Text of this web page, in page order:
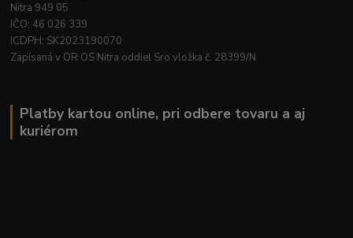
Nitra 949 05
IČO: 46 026 339
ICDPH: SK2023190070
Zapísaná v OR OS Nitra oddiel Sro vložka č. 28399/N
Platby kartou online, pri odbere tovaru a aj
kuriérom